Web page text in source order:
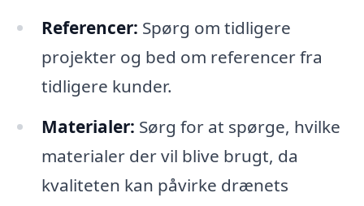
Referencer: Spørg om tidligere
projekter og bed om referencer fra
tidligere kunder.
Materialer: Sørg for at spørge, hvilke
materialer der vil blive brugt, da
kvaliteten kan påvirke drænets